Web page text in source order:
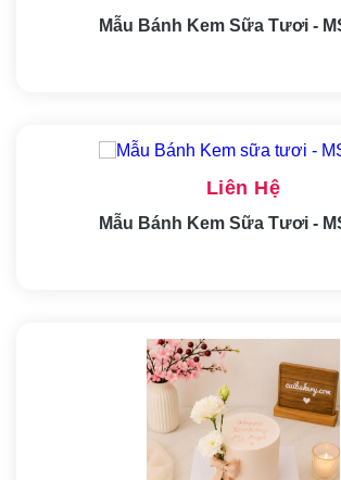
Mẫu Bánh Kem Sữa Tươi -
Liên Hệ
Mẫu Bánh Kem Sữa Tươi -